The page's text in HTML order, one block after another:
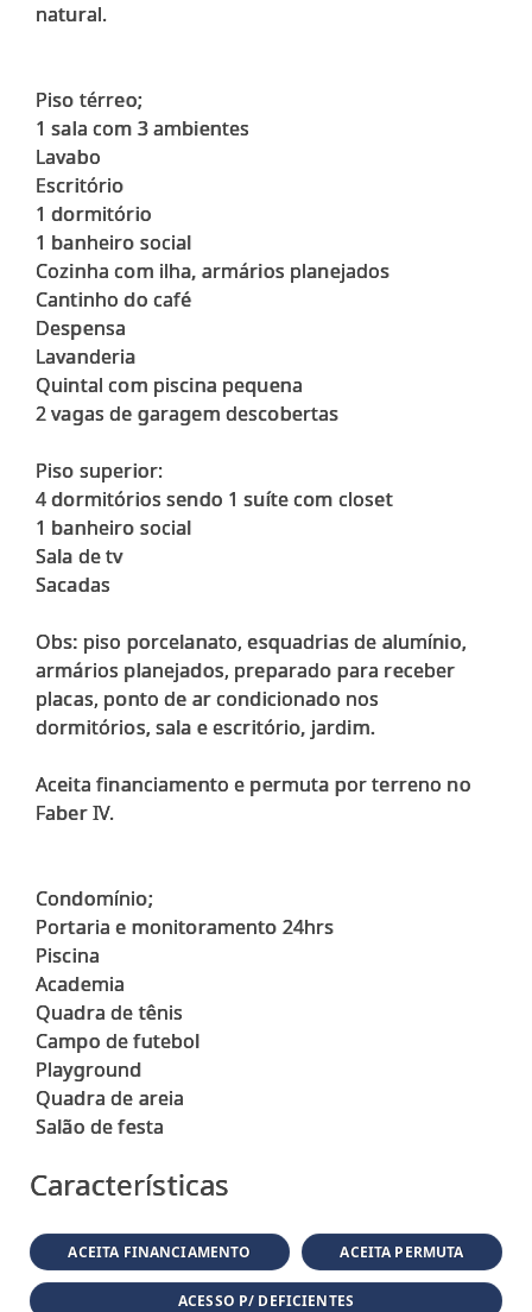
natural.
Piso térreo;
1 sala com 3 ambientes
Lavabo
Escritório
1 dormitório
1 banheiro social
Cozinha com ilha, armários planejados
Cantinho do café
Despensa
Lavanderia
Quintal com piscina pequena
2 vagas de garagem descobertas
Piso superior:
4 dormitórios sendo 1 suíte com closet
1 banheiro social
Sala de tv
Sacadas
Obs: piso porcelanato, esquadrias de alumínio,
armários planejados, preparado para receber
placas, ponto de ar condicionado nos
dormitórios, sala e escritório, jardim.
Aceita financiamento e permuta por terreno no
Faber IV.
Condomínio;
Portaria e monitoramento 24hrs
Piscina
Academia
Quadra de tênis
Campo de futebol
Playground
Quadra de areia
Características
ACEITA FINANCIAMENTO ACEITA PERMUTA
ACESSO P/ DEFICIENTES